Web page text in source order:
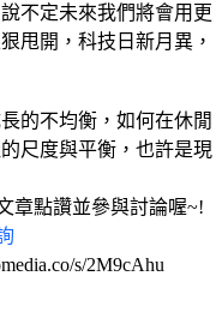
不定未來我們將會用更
甩開，科技日新月異，
的不均衡，如何在休閒
尺度與平衡，也許是現
章點讚並參與討論喔~!
s/2M9cAhu